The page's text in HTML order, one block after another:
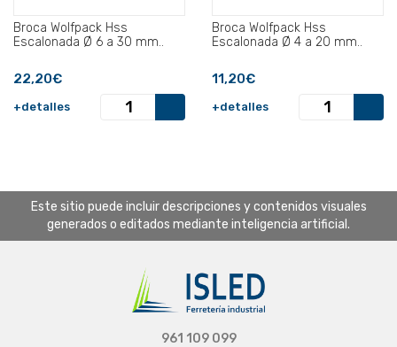
Broca Wolfpack Hss
Escalonada Ø 6 a 30 mm..
22,20€
+detalles
Broca Wolfpack Hss
Escalonada Ø 4 a 20 mm..
11,20€
+detalles
Este sitio puede incluir descripciones y contenidos visuales
generados o editados mediante inteligencia artificial.
961 109 099